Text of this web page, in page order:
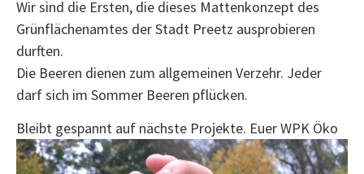
Wir sind die Ersten, die dieses Mattenkonzept des
Grünflächenamtes der Stadt Preetz ausprobieren
durften.
Die Beeren dienen zum allgemeinen Verzehr. Jeder
darf sich im Sommer Beeren pflücken.
Bleibt gespannt auf nächste Projekte. Euer WPK Öko